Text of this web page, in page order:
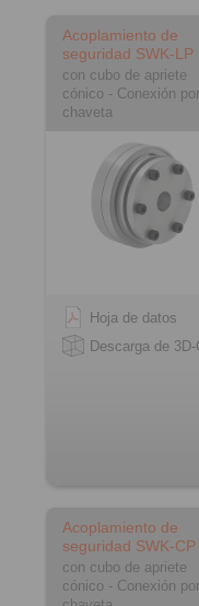
Acoplamiento de
seguridad SWK-LP
con cubo de apriete
cónico - Conexión por
chaveta
Hoja de datos
Descarga de
Acoplamiento de
seguridad SWK-CP
con cubo de apriete
cónico - Conexión por